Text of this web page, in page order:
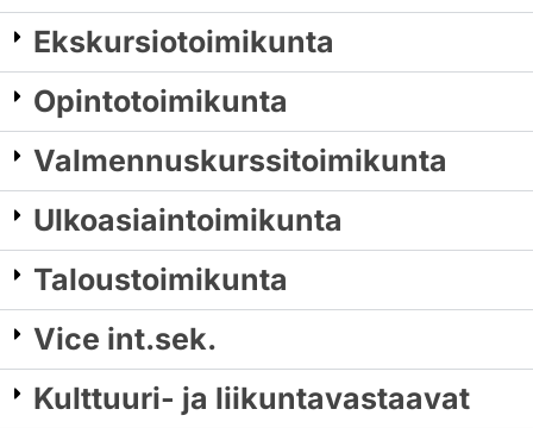
Ekskursiotoimikunta
Opintotoimikunta
Valmennuskurssitoimikunta
Ulkoasiaintoimikunta
Taloustoimikunta
Vice int.sek.
Kulttuuri- ja liikuntavastaavat